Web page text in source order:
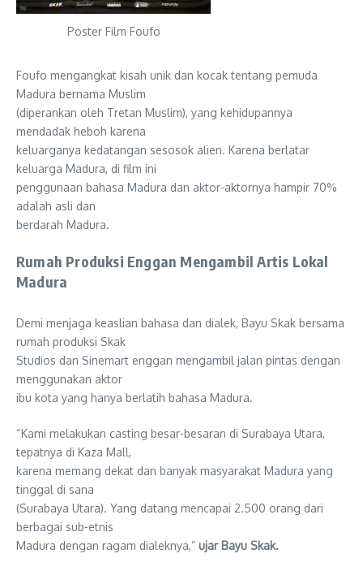
Poster Film Foufo
Foufo mengangkat kisah unik dan kocak tentang pemuda
Madura bernama Muslim
(diperankan oleh Tretan Muslim), yang kehidupannya
mendadak heboh karena
keluarganya kedatangan sesosok alien. Karena berlatar
keluarga Madura, di film ini
penggunaan bahasa Madura dan aktor-aktornya hampir 70%
adalah asli dan
berdarah Madura.
Rumah Produksi Enggan Mengambil Artis Lokal
Madura
Demi menjaga keaslian bahasa dan dialek, Bayu Skak bersama
rumah produksi Skak
Studios dan Sinemart enggan mengambil jalan pintas dengan
menggunakan aktor
ibu kota yang hanya berlatih bahasa Madura.
“Kami melakukan casting besar-besaran di Surabaya Utara,
tepatnya di Kaza Mall,
karena memang dekat dan banyak masyarakat Madura yang
tinggal di sana
(Surabaya Utara). Yang datang mencapai 2.500 orang dari
berbagai sub-etnis
Madura dengan ragam dialeknya,” ujar Bayu Skak.